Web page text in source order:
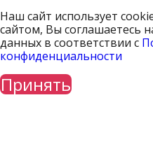
Наш сайт использует
сайтом, Вы соглашаетесь
данных в соответствии с
конфиденциальности
Принять